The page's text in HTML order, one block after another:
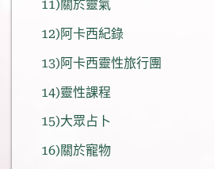
11)關於靈氣
12)阿卡西紀錄
13)阿卡西靈性旅行團
14)靈性課程
15)大眾占卜
16)關於寵物